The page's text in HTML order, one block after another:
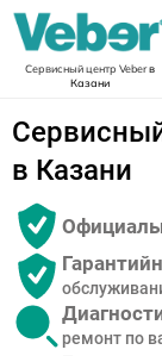
Сервисный центр Veberв
Казани
в Казани
ремонт по